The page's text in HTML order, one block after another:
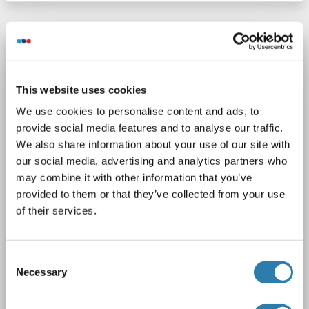
This website uses cookies
We use cookies to personalise content and ads, to
provide social media features and to analyse our traffic.
We also share information about your use of our site with
our social media, advertising and analytics partners who
may combine it with other information that you’ve
provided to them or that they’ve collected from your use
of their services.
Selection
Necessary
Monoclonal
23GB4685
unconjugated
Recombinant Antibody
2 images